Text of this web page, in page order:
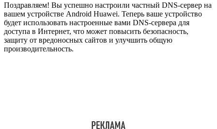
Поздравляем! Вы успешно настроили частный DNS-сервер на
вашем устройстве Android Huawei. Теперь ваше устройство
будет использовать настроенные вами DNS-сервера для
доступа в Интернет, что может повысить безопасность,
защиту от вредоносных сайтов и улучшить общую
производительность.